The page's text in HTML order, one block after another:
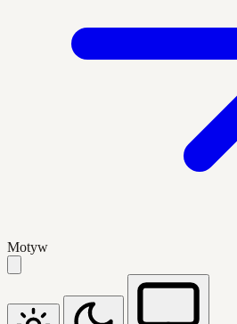
Motyw